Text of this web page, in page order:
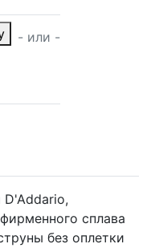
- или -
D'Addario,
сплава
без оплетки